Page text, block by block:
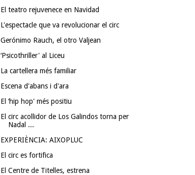
El teatro rejuvenece en Navidad
L'espectacle que va revolucionar el circ
Gerónimo Rauch, el otro Valjean
‘Psicothriller' al Liceu
La cartellera més familiar
Escena d'abans i d'ara
El ‘hip hop' més positiu
El circ acollidor de Los Galindos torna per
Nadal ...
EXPERIÈNCIA: AIXOPLUC
El circ es fortifica
El Centre de Titelles, estrena